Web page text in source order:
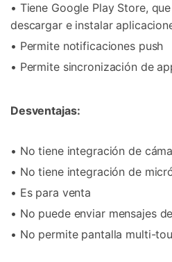
• Tiene Google Play Store,
descargar e instalar
• Permite notificaciones push
• Permite sincronización de
Desventajas:
• No tiene integración de
• No tiene integración de
• Es para venta
• No puede enviar mensajes
• No permite pantalla multi-